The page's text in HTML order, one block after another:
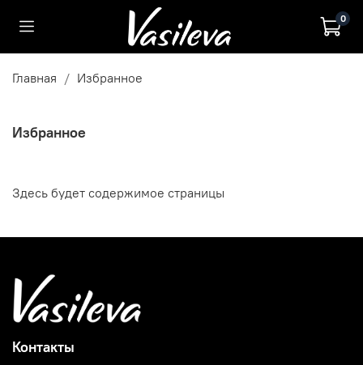
0
Главная Избранное
Избранное
Здесь будет содержимое страницы
Контакты